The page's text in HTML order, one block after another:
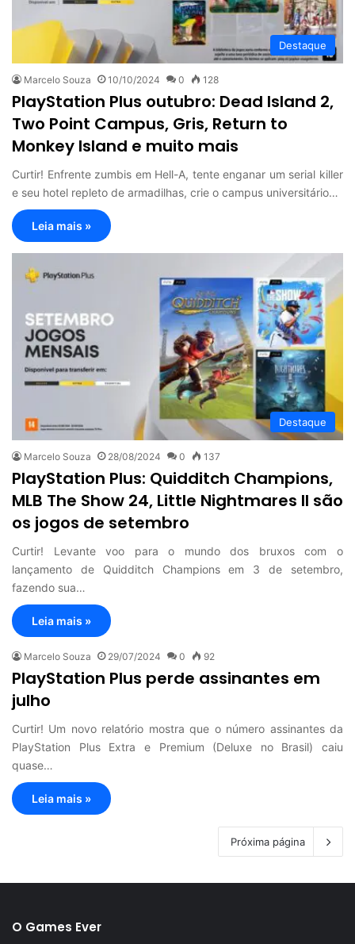
Destaque
Marcelo Souza 10/10/2024 0 128
PlayStation Plus outubro: Dead Island 2,
Two Point Campus, Gris, Return to
Monkey Island e muito mais
Curtir! Enfrente zumbis em Hell-A, tente enganar um serial killer
e seu hotel repleto de armadilhas, crie o campus universitário…
Leia mais »
Destaque
Marcelo Souza 28/08/2024 0 137
PlayStation Plus: Quidditch Champions,
MLB The Show 24, Little Nightmares II são
os jogos de setembro
Curtir! Levante voo para o mundo dos bruxos com o
lançamento de Quidditch Champions em 3 de setembro,
fazendo sua…
Leia mais »
Marcelo Souza 29/07/2024 0 92
PlayStation Plus perde assinantes em
julho
Curtir! Um novo relatório mostra que o número assinantes da
PlayStation Plus Extra e Premium (Deluxe no Brasil) caiu
quase…
Leia mais »
Próxima página
O Games Ever